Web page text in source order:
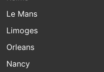
Le Mans
Limoges
Orleans
Nancy